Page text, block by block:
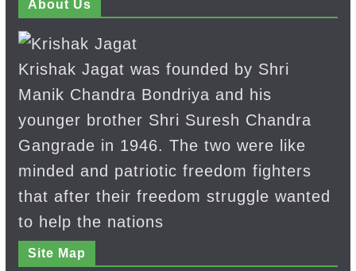
About Us
Krishak Jagat was founded by Shri
Manik Chandra Bondriya and his
younger brother Shri Suresh Chandra
Gangrade in 1946. The two were like
minded and patriotic freedom fighters
that after their freedom struggle wanted
to help the nations
Site Map